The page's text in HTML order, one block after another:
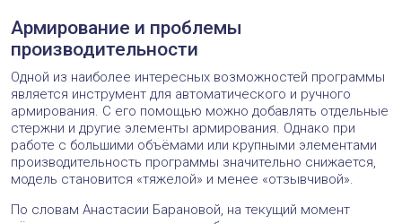
Армирование и проблемы
производительности
Одной из наиболее интересных возможностей программы
является инструмент для автоматического и ручного
армирования. С его помощью можно добавлять отдельные
стержни и другие элементы армирования. Однако при
работе с большими объёмами или крупными элементами
производительность программы значительно снижается,
модель становится «тяжелой» и менее «отзывчивой».
По словам Анастасии Барановой, на текущий момент